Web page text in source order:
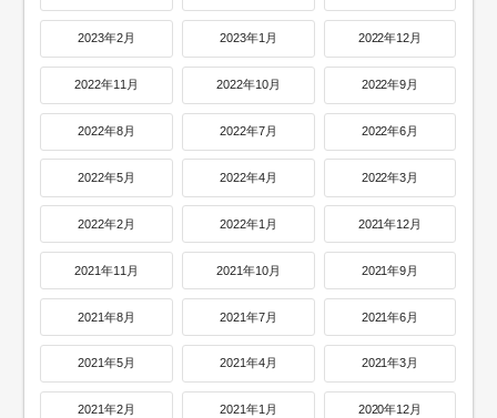
2023年2月 2023年1月 2022年12月
2022年11月 2022年10月 2022年9月
2022年8月 2022年7月 2022年6月
2022年5月 2022年4月 2022年3月
2022年2月 2022年1月 2021年12月
2021年11月 2021年10月 2021年9月
2021年8月 2021年7月 2021年6月
2021年5月 2021年4月 2021年3月
2021年2月 2021年1月 2020年12月